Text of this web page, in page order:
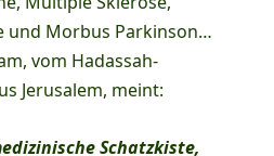
und Morbus Parkinson…
vom Hadassah-
Jerusalem, meint:
Schatzkiste,